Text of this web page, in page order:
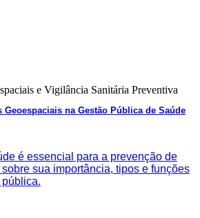
e Vigilância Sanitária Preventiva
Geoespaciais na Gestão Pública de Saúde